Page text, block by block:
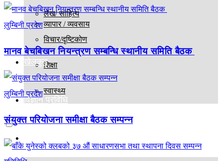
लेख/ साहित्य
विचार/दृष्टिकोण
शिक्षा
स्वास्थ्य
व्यापार / व्यवसाय
खेलकुद
विज्ञान प्रविधि
लुम्बिनी प्रदेश
मानव बेचबिखन नियन्त्रण सम्बन्धि स्थानीय समिति बैठक
लुम्बिनी प्रदेश
संयुक्त परियोजना समीक्षा बैठक सम्पन्न